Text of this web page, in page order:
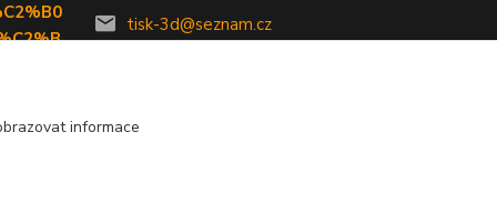
tisk-3d@seznam.cz
informace